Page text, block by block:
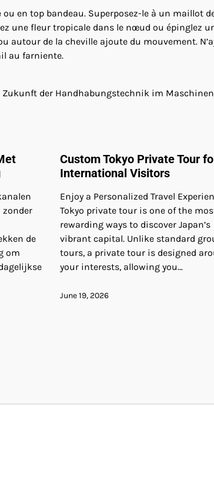
en top bandeau. Superposez-le à un maillot
une fleur tropicale dans le nœud ou épinglez
autour de la cheville ajoute du mouvement.
au farniente.
Zukunft der Handhabungstechnik im
de
om
Custom Tokyo Private Tour
International Visitors
Enjoy a Personalized Travel
Tokyo private tour is one of the
rewarding ways to discover Japan’s
vibrant capital. Unlike standard
tours, a private tour is designed
your interests, allowing you…
June 19, 2026